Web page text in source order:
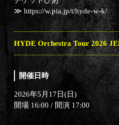
≫ https://w.pia.jp/t/hyde-w-k/
HYDE Orchestra Tour 2026
開催日時
2026年5月17日(日)
開場 16:00 / 開演 17:00